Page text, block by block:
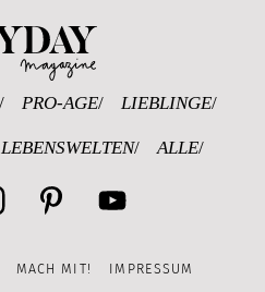
PRO-AGE LIEBLINGE
LEBENSWELTEN ALLE
Channel
MACH MIT! IMPRESSUM